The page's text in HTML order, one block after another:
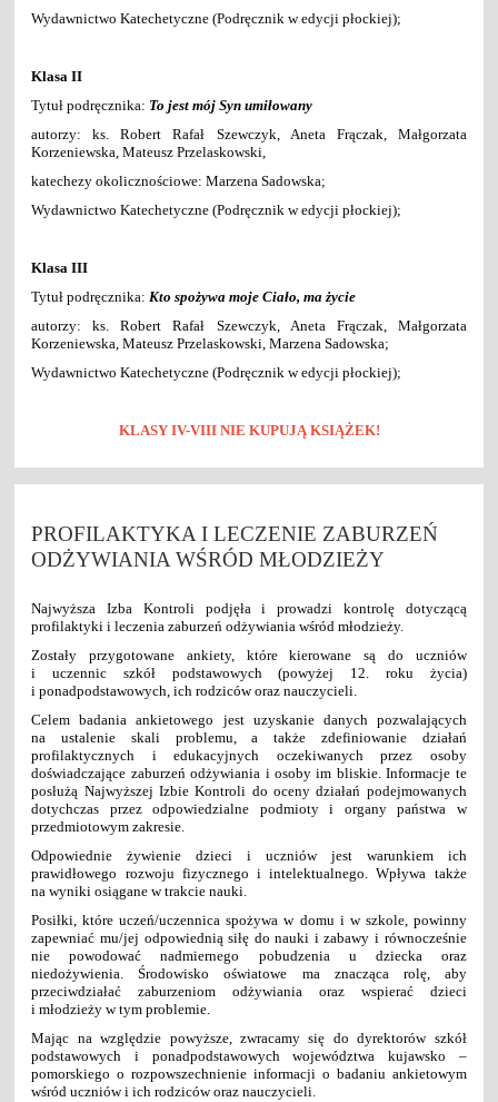
Wydawnictwo Katechetyczne (Podręcznik w edycji płockiej);
Klasa II
Tytuł podręcznika: To jest mój Syn umiłowany
autorzy: ks. Robert Rafał Szewczyk, Aneta Frączak, Małgorzata
Korzeniewska, Mateusz Przelaskowski,
katechezy okolicznościowe: Marzena Sadowska;
Wydawnictwo Katechetyczne (Podręcznik w edycji płockiej);
Klasa III
Tytuł podręcznika: Kto spożywa moje Ciało, ma życie
autorzy: ks. Robert Rafał Szewczyk, Aneta Frączak, Małgorzata
Korzeniewska, Mateusz Przelaskowski, Marzena Sadowska;
Wydawnictwo Katechetyczne (Podręcznik w edycji płockiej);
KLASY IV-VIII NIE KUPUJĄ KSIĄŻEK!
PROFILAKTYKA I LECZENIE ZABURZEŃ
ODŻYWIANIA WŚRÓD MŁODZIEŻY
Najwyższa Izba Kontroli podjęła i prowadzi kontrolę dotyczącą
profilaktyki i leczenia zaburzeń odżywiania wśród młodzieży.
Zostały przygotowane ankiety, które kierowane są do uczniów
i uczennic szkół podstawowych (powyżej 12. roku życia)
i ponadpodstawowych, ich rodziców oraz nauczycieli.
Celem badania ankietowego jest uzyskanie danych pozwalających
na ustalenie skali problemu, a także zdefiniowanie działań
profilaktycznych i edukacyjnych oczekiwanych przez osoby
doświadczające zaburzeń odżywiania i osoby im bliskie. Informacje te
posłużą Najwyższej Izbie Kontroli do oceny działań podejmowanych
dotychczas przez odpowiedzialne podmioty i organy państwa w
przedmiotowym zakresie.
Odpowiednie żywienie dzieci i uczniów jest warunkiem ich
prawidłowego rozwoju fizycznego i intelektualnego. Wpływa także
na wyniki osiągane w trakcie nauki.
Posiłki, które uczeń/uczennica spożywa w domu i w szkole, powinny
zapewniać mu/jej odpowiednią siłę do nauki i zabawy i równocześnie
nie powodować nadmiernego pobudzenia u dziecka oraz
niedożywienia. Środowisko oświatowe ma znacząca rolę, aby
przeciwdziałać zaburzeniom odżywiania oraz wspierać dzieci
i młodzieży w tym problemie.
Mając na względzie powyższe, zwracamy się do dyrektorów szkół
podstawowych i ponadpodstawowych województwa kujawsko –
pomorskiego o rozpowszechnienie informacji o badaniu ankietowym
wśród uczniów i ich rodziców oraz nauczycieli.